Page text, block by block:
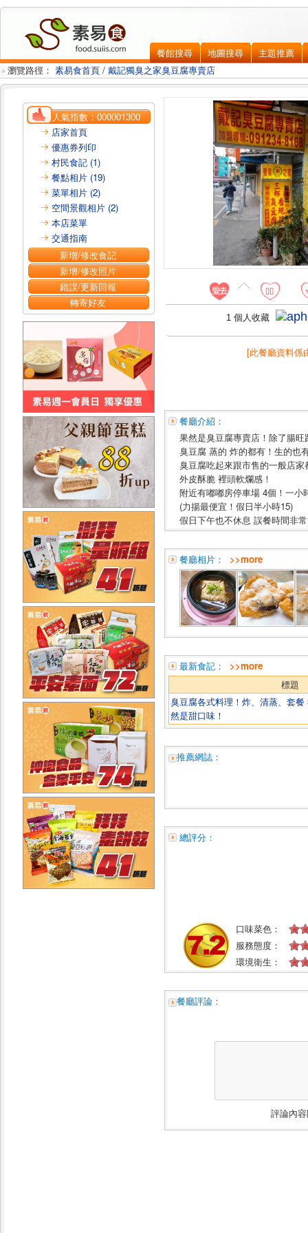
餐館搜尋 地圖搜尋
主題推薦
瀏覽路徑： 素易食首頁 / 戴記獨臭之家臭豆腐專賣店
人氣指數：000001300
店家首頁
優惠券列印
村民食記 (1)
餐點相片 (19)
菜單相片 (2)
空間景觀相片 (2)
本店菜單
交通指南
新增/修改食記
新增/修改照片
錯誤/更新回報
轉寄好友
1 個人收藏
[此餐廳資料係
餐廳介紹：
果然是臭豆腐專賣店！除了腸
臭豆腐 蒸的 炸的都有！生的也
臭豆腐吃起來跟市售的一般店家
外皮酥脆 裡頭軟爛感！
附近有嘟嘟房停車場 4個！一小
(力揚最便宜！假日半小時15)
假日下午也不休息 誤餐時間非
餐廳相片： >>more
最新食記： >>more
標題
臭豆腐各式料理！炸、清蒸、套
然是甜口味！
推薦網誌：
總評分：
口味菜色：
服務態度：
環境衛生：
餐廳評論：
評論內